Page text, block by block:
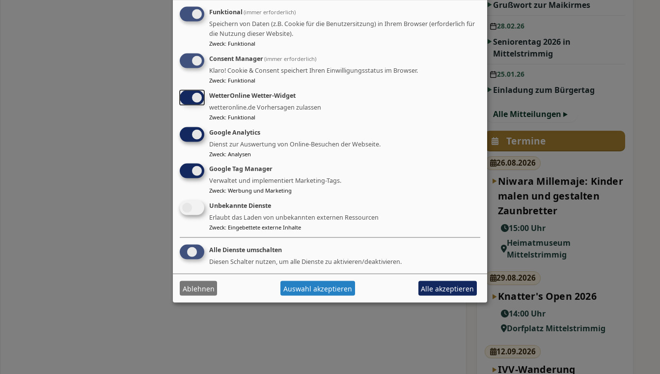
Grußwort zur Maikirmes
28.02.26
Seniorentag 2026 in
Mittelstrimmig
25.01.26
Einladung zum Bürgertag
Alle Mitteilungen
Termine
26.08.2026
Niwara Millemaje: Kinder
malen und gestalten
Zaunbretter
15:00 Uhr
Heimatmuseum
Mittelstrimmig
29.08.2026
Knatter's Open 2026
14:00 Uhr
Dorfplatz Mittelstrimmig
12.09.2026
IVV-Wanderung
Funktional (immer erforderlich)
Speichern von Daten (z.B. Cookie für die Benutzersitzung) in Ihrem Browser (erforderlich für
die Nutzung dieser Website).
Zweck: Funktional
Consent Manager(immer erforderlich)
Klaro! Cookie & Consent speichert Ihren Einwilligungsstatus im Browser.
Zweck: Funktional
WetterOnline Wetter-Widget
wetteronline.de Vorhersagen zulassen
Zweck: Funktional
Google Analytics
Dienst zur Auswertung von Online-Besuchen der Webseite.
Zweck: Analysen
Google Tag Manager
Verwaltet und implementiert Marketing-Tags.
Zweck: Werbung und Marketing
Unbekannte Dienste
Erlaubt das Laden von unbekannten externen Ressourcen
Zweck: Eingebettete externe Inhalte
Alle Dienste umschalten
Diesen Schalter nutzen, um alle Dienste zu aktivieren/deaktivieren.
Ablehnen Auswahl akzeptieren Alle akzeptieren